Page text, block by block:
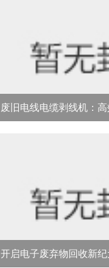
废旧电线电缆剥线机：
开启电子废弃物回收新